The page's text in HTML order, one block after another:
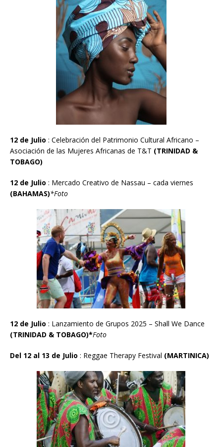
12 de Julio : Celebración del Patrimonio Cultural Africano –
Asociación de las Mujeres Africanas de T&T (TRINIDAD &
TOBAGO)
12 de Julio : Mercado Creativo de Nassau – cada viernes
(BAHAMAS)*Foto
12 de Julio : Lanzamiento de Grupos 2025 – Shall We Dance
(TRINIDAD & TOBAGO)*Foto
Del 12 al 13 de Julio : Reggae Therapy Festival (MARTINICA)